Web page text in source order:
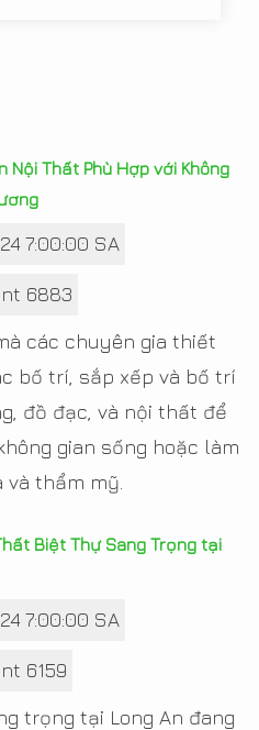
Nội Thất Phù Hợp với Không
7:00:00 SA
6883
các chuyên gia thiết
bố trí, sắp xếp và bố trí
đồ đạc, và nội thất để
gian sống hoặc làm
và thẩm mỹ.
Biệt Thự Sang Trọng tại
7:00:00 SA
6159
trọng tại Long An đang